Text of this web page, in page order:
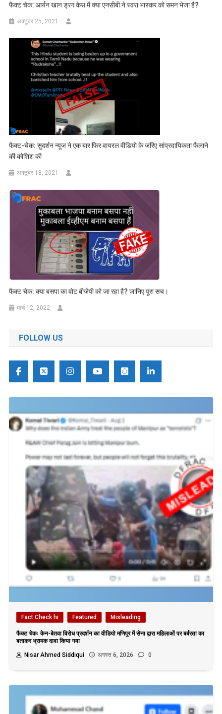
फैक्ट चेक: आर्यन खान ड्रग केस में क्या एनसीबी ने स्वरा भास्कर को समन भेजा है?
अक्टूबर 25, 2021
फैक्ट-चेक: सुदर्शन न्यूज ने एक बार फिर वायरल वीडियो के जरिए सांप्रदायिकता फैलाने
की कोशिश की
अक्टूबर 18, 2021
फैक्ट चेक: क्या बसपा का वोट बीजेपी को जा रहा है? जानिए पूरा सच।
मार्च 12, 2022
FOLLOW US
Fact Check hi Featured Misleading
फैक्ट चेकः केन-बेतवा विरोध प्रदर्शन का वीडियो मणिपुर में सेना द्वारा महिलाओं पर बर्बरता का
बताकर भ्रामक दावा किया गया
Nisar Ahmed Siddiqui
अगस्त 6, 2026 0